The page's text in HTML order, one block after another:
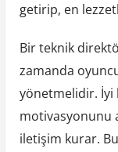
getirip, en
Bir teknik
zamanda
yönetmelidir. İyi
motivasyonunu
iletişim kurar.